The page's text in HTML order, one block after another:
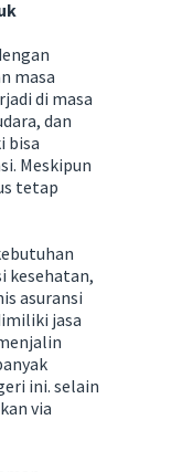
masa
di masa
dan
bisa
Meskipun
tetap
kesehatan,
asuransi
jasa
ini. selain
via